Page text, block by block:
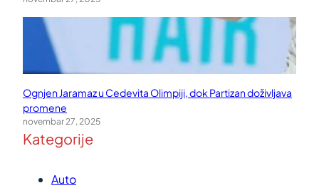
Ognjen Jaramaz u Cedevita Olimpiji, dok Partizan doživljava
promene
novembar 27, 2025
Kategorije
Auto